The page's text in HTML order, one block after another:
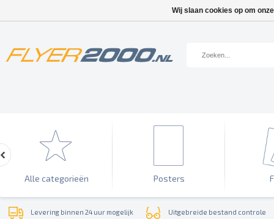
Alle categorieën Posters
Levering binnen 24 uur mogelijk Uitgebreide bestand controle
Wij slaan cookies op om